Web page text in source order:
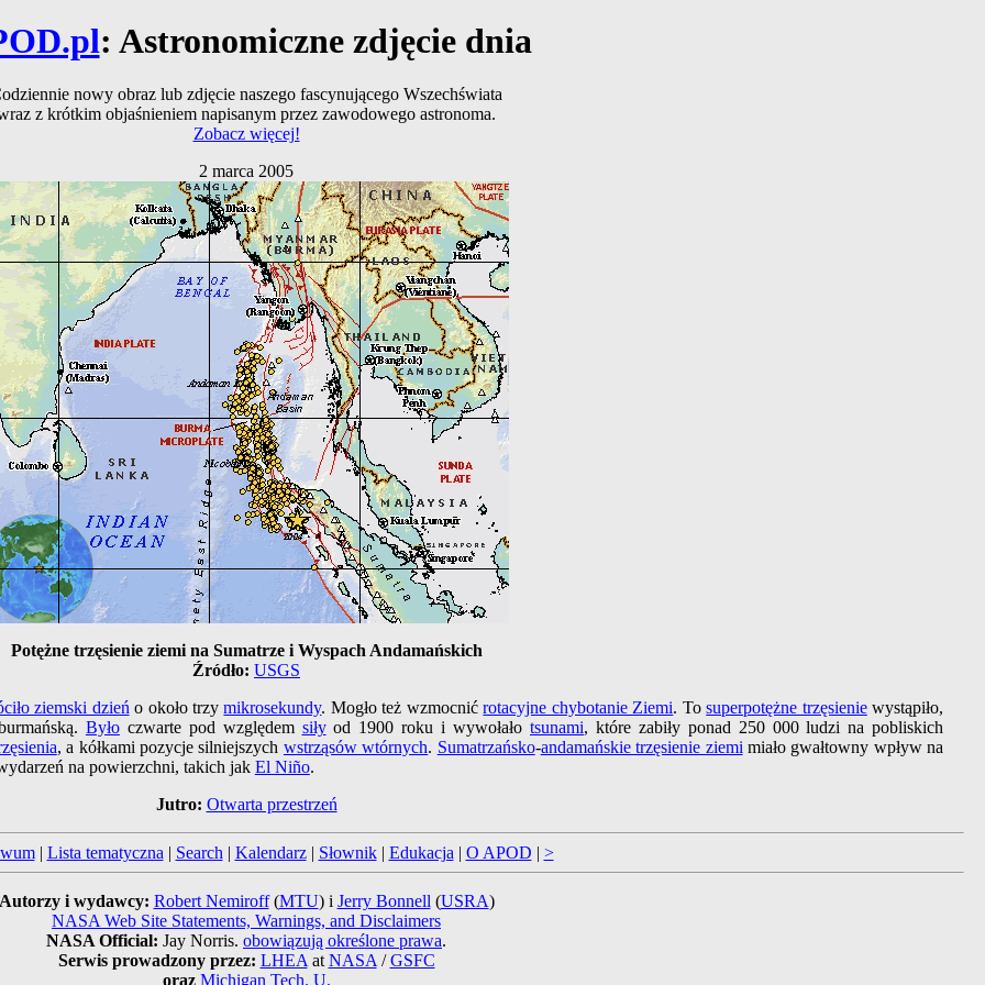
: Astronomiczne zdjęcie dnia
nowy obraz lub zdjęcie naszego fascynującego Wszechświata
z krótkim objaśnieniem napisanym przez zawodowego astronoma.
Zobacz więcej!
2 marca 2005
Potężne trzęsienie ziemi na Sumatrze i Wyspach Andamańskich
Źródło: USGS
ziemski dzień o około trzymikrosekundy. Mogło też wzmocnićrotacyjne chybotanie Ziemi. Tosuperpotężne trzęsieniewystąpiło,
Byłoczwarte pod względem siłyod 1900 roku i wywołało tsunami, które zabiły ponad 250 000 ludzi na pobliskich
, a kółkami pozycje silniejszych wstrząsów wtórnych. Sumatrzańsko-andamańskie trzęsienie ziemi miało gwałtowny wpływ na
na powierzchni, takich jak El Niño.
Jutro: Otwarta przestrzeń
| Lista tematyczna | Search | Kalendarz| Słownik| Edukacja | O APOD | >
i wydawcy: Robert Nemiroff(MTU) i Jerry Bonnell (USRA)
NASA Web Site Statements, Warnings, and Disclaimers
NASA Official: Jay Norris. obowiązują określone prawa.
Serwis prowadzony przez: LHEA at NASA /GSFC
oraz Michigan Tech. U.